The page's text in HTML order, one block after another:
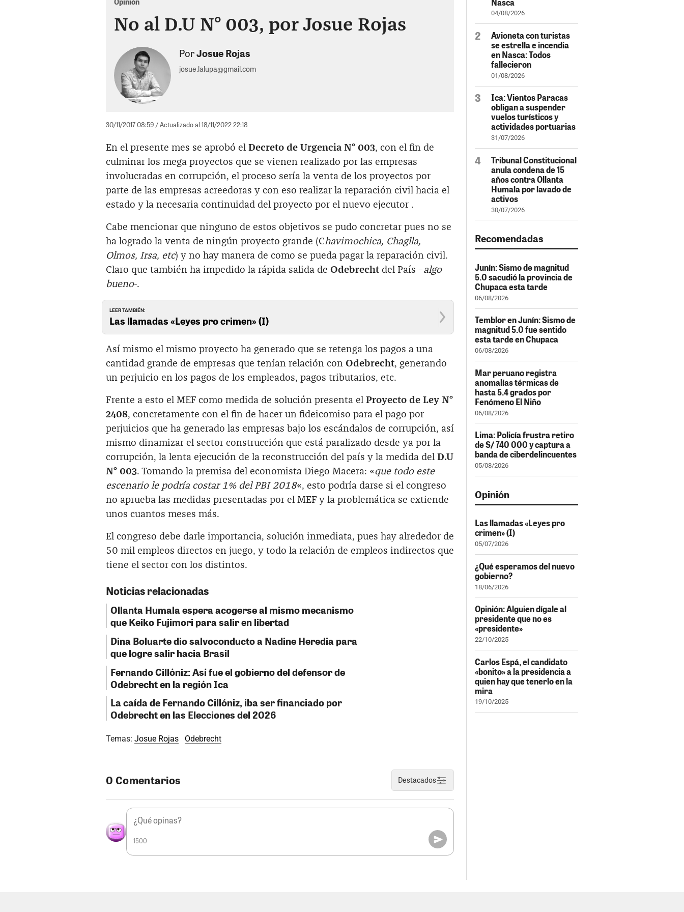
No al D.U N° 003, por Josue Rojas
PorJosue Rojas
josue.lalupa@gmail.com
30/11/2017 08:59 / Actualizado al 18/11/2022 22:18
En el presente mes se aprobó el Decreto de Urgencia N° 003, con el fin de
culminar los mega proyectos que se vienen realizado por las empresas
involucradas en corrupción, el proceso sería la venta de los proyectos por
parte de las empresas acreedoras y con eso realizar la reparación civil hacia el
estado y la necesaria continuidad del proyecto por el nuevo ejecutor .
Cabe mencionar que ninguno de estos objetivos se pudo concretar pues no se
ha logrado la venta de ningún proyecto grande (Chavimochica, Chaglla,
Olmos, Irsa, etc) y no hay manera de como se pueda pagar la reparación civil.
Claro que también ha impedido la rápida salida de Odebrecht del País –algo
bueno-.
LEER TAMBIÉN:
Las llamadas «Leyes pro crimen» (I)
Así mismo el mismo proyecto ha generado que se retenga los pagos a una
cantidad grande de empresas que tenían relación con Odebrecht, generando
un perjuicio en los pagos de los empleados, pagos tributarios, etc.
Frente a esto el MEF como medida de solución presenta el Proyecto de Ley N°
2408, concretamente con el fin de hacer un fideicomiso para el pago por
perjuicios que ha generado las empresas bajo los escándalos de corrupción, así
mismo dinamizar el sector construcción que está paralizado desde ya por la
corrupción, la lenta ejecución de la reconstrucción del país y la medida del D.U
N° 003. Tomando la premisa del economista Diego Macera: «que todo este
escenario le podría costar 1% del PBI 2018«, esto podría darse si el congreso
no aprueba las medidas presentadas por el MEF y la problemática se extiende
unos cuantos meses más.
El congreso debe darle importancia, solución inmediata, pues hay alrededor de
50 mil empleos directos en juego, y todo la relación de empleos indirectos que
tiene el sector con los distintos.
Noticias relacionadas
Ollanta Humala espera acogerse al mismo mecanismo
que Keiko Fujimori para salir en libertad
Dina Boluarte dio salvoconducto a Nadine Heredia para
que logre salir hacia Brasil
Fernando Cillóniz: Así fue el gobierno del defensor de
Odebrecht en la región Ica
La caída de Fernando Cillóniz, iba ser financiado por
Odebrecht en las Elecciones del 2026
Temas: Josue Rojas Odebrecht
0 Comentarios Destacados
1500
04/08/2026
Avioneta con turistas
se estrella e incendia
en Nasca: Todos
fallecieron
01/08/2026
Ica: Vientos Paracas
obligan a suspender
vuelos turísticos y
actividades portuarias
31/07/2026
Tribunal Constitucional
anula condena de 15
años contra Ollanta
Humala por lavado de
activos
30/07/2026
Recomendadas
Junín: Sismo de magnitud
5.0 sacudió la provincia de
Chupaca esta tarde
06/08/2026
Temblor en Junín: Sismo de
magnitud 5.0 fue sentido
esta tarde en Chupaca
06/08/2026
Mar peruano registra
anomalías térmicas de
hasta 5.4 grados por
Fenómeno El Niño
06/08/2026
Lima: Policía frustra retiro
de S/ 740 000 y captura a
banda de ciberdelincuentes
05/08/2026
Opinión
Las llamadas «Leyes pro
crimen» (I)
05/07/2026
¿Qué esperamos del nuevo
gobierno?
18/06/2026
Opinión: Alguien dígale al
presidente que no es
«presidente»
22/10/2025
Carlos Espá, el candidato
«bonito» a la presidencia a
quien hay que tenerlo en la
mira
19/10/2025